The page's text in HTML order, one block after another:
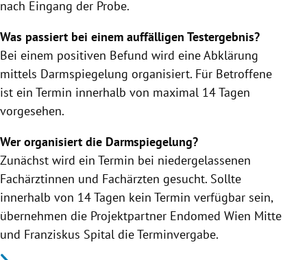
nach Eingang der Probe.
Was passiert bei einem auffälligen Testergebnis?
Bei einem positiven Befund wird eine Abklärung
mittels Darmspiegelung organisiert. Für Betroffene
ist ein Termin innerhalb von maximal 14 Tagen
vorgesehen.
Wer organisiert die Darmspiegelung?
Zunächst wird ein Termin bei niedergelassenen
Fachärztinnen und Fachärzten gesucht. Sollte
innerhalb von 14 Tagen kein Termin verfügbar sein,
übernehmen die Projektpartner Endomed Wien Mitte
und Franziskus Spital die Terminvergabe.